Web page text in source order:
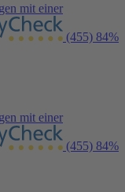
mit einer
(455) 84%
mit einer
(455) 84%